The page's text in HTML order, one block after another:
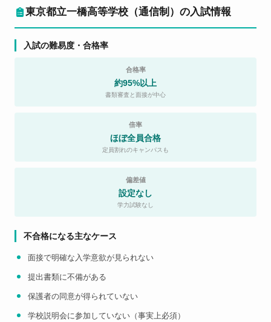
東京都立一橋高等学校（通信制）の入試情報
入試の難易度・合格率
合格率
約95%以上
書類審査と面接が中心
倍率
ほぼ全員合格
定員割れのキャンパスも
偏差値
設定なし
学力試験なし
不合格になる主なケース
面接で明確な入学意欲が見られない
提出書類に不備がある
保護者の同意が得られていない
学校説明会に参加していない（事実上必須）